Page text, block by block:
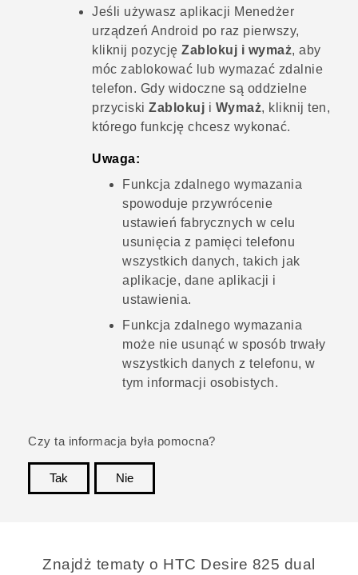
Jeśli używasz aplikacji Menedżer
urządzeń Android po raz pierwszy,
kliknij pozycję Zablokuj i wymaż, aby
móc zablokować lub wymazać zdalnie
telefon. Gdy widoczne są oddzielne
przyciski Zablokuj i Wymaż, kliknij ten,
którego funkcję chcesz wykonać.
Uwaga:
Funkcja zdalnego wymazania
spowoduje przywrócenie
ustawień fabrycznych w celu
usunięcia z pamięci telefonu
wszystkich danych, takich jak
aplikacje, dane aplikacji i
ustawienia.
Funkcja zdalnego wymazania
może nie usunąć w sposób trwały
wszystkich danych z telefonu, w
tym informacji osobistych.
Czy ta informacja była pomocna?
Tak
Nie
Znajdż tematy o HTC Desire 825 dual